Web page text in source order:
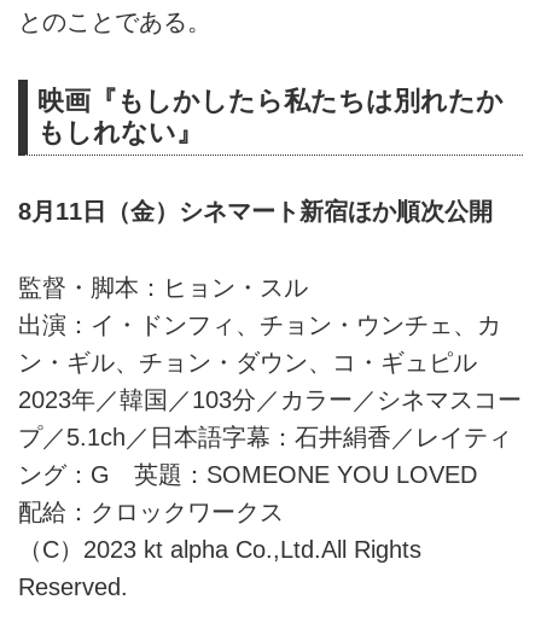
とのことである。
映画『もしかしたら私たちは別れたか
もしれない』
8月11日（金）シネマート新宿ほか順次公開
監督・脚本：ヒョン・スル
出演：イ・ドンフィ、チョン・ウンチェ、カ
ン・ギル、チョン・ダウン、コ・ギュピル
2023年／韓国／103分／カラー／シネマスコー
プ／5.1ch／日本語字幕：石井絹香／レイティ
ング：G 英題：SOMEONE YOU LOVED
配給：クロックワークス
（C）2023 kt alpha Co.,Ltd.All Rights
Reserved.